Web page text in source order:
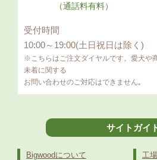
（通話料有料）
受付時間
10:00～19:00(土日祝日は除く)
※こちらはご注文ダイヤルです。愛犬や
未着に関する
お問い合わせのご対応はできません｡
サイトガイ
Bigwoodについて 工